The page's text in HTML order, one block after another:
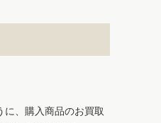
に、購入商品のお買取